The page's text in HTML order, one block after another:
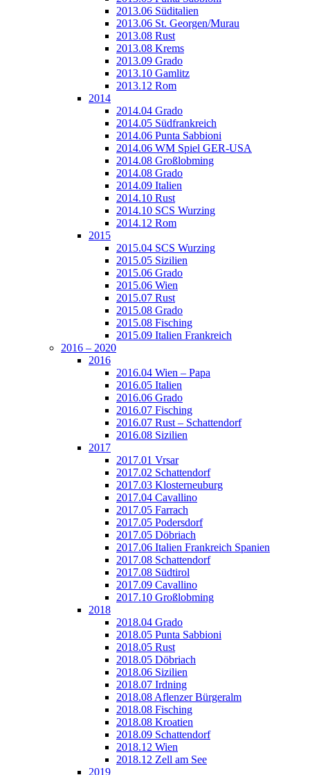
2013.06 Süditalien
2013.06 St. Georgen/Murau
2013.08 Rust
2013.08 Krems
2013.09 Grado
2013.10 Gamlitz
2013.12 Rom
2014
2014.04 Grado
2014.05 Südfrankreich
2014.06 Punta Sabbioni
2014.06 WM Spiel GER-USA
2014.08 Großlobming
2014.08 Grado
2014.09 Italien
2014.10 Rust
2014.10 SCS Wurzing
2014.12 Rom
2015
2015.04 SCS Wurzing
2015.05 Sizilien
2015.06 Grado
2015.06 Wien
2015.07 Rust
2015.08 Grado
2015.08 Fisching
2015.09 Italien Frankreich
2016 – 2020
2016
2016.04 Wien – Papa
2016.05 Italien
2016.06 Grado
2016.07 Fisching
2016.07 Rust – Schattendorf
2016.08 Sizilien
2017
2017.01 Vrsar
2017.02 Schattendorf
2017.03 Klosterneuburg
2017.04 Cavallino
2017.05 Farrach
2017.05 Podersdorf
2017.05 Döbriach
2017.06 Italien Frankreich Spanien
2017.08 Schattendorf
2017.08 Südtirol
2017.09 Cavallino
2017.10 Großlobming
2018
2018.04 Grado
2018.05 Punta Sabbioni
2018.05 Rust
2018.05 Döbriach
2018.06 Sizilien
2018.07 Irdning
2018.08 Aflenzer Bürgeralm
2018.08 Fisching
2018.08 Kroatien
2018.09 Schattendorf
2018.12 Wien
2018.12 Zell am See
2019